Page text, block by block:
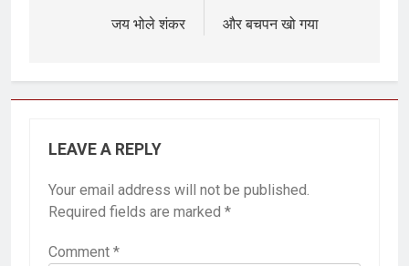
जय भोले शंकर
और बचपन खो गया
LEAVE A REPLY
Your email address will not be published.
Required fields are marked *
Comment *